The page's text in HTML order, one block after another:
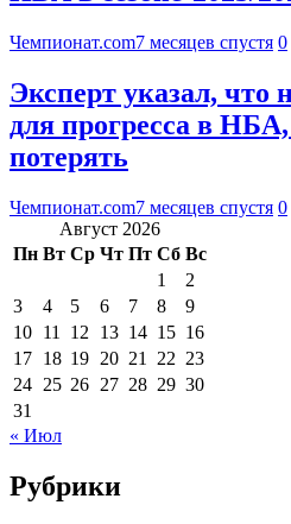
Чемпионат.com7 месяцев спустя 0
Эксперт указал, что
для прогресса в НБА,
потерять
Чемпионат.com7 месяцев спустя 0
Август 2026
Пн Вт Ср Чт Пт Сб Вс
1
2
3
4 5 6 7 8
9
10 11 12 13 14 15 16
17 18 19 20 21 22 23
24 25 26 27 28 29 30
31
« Июл
Рубрики